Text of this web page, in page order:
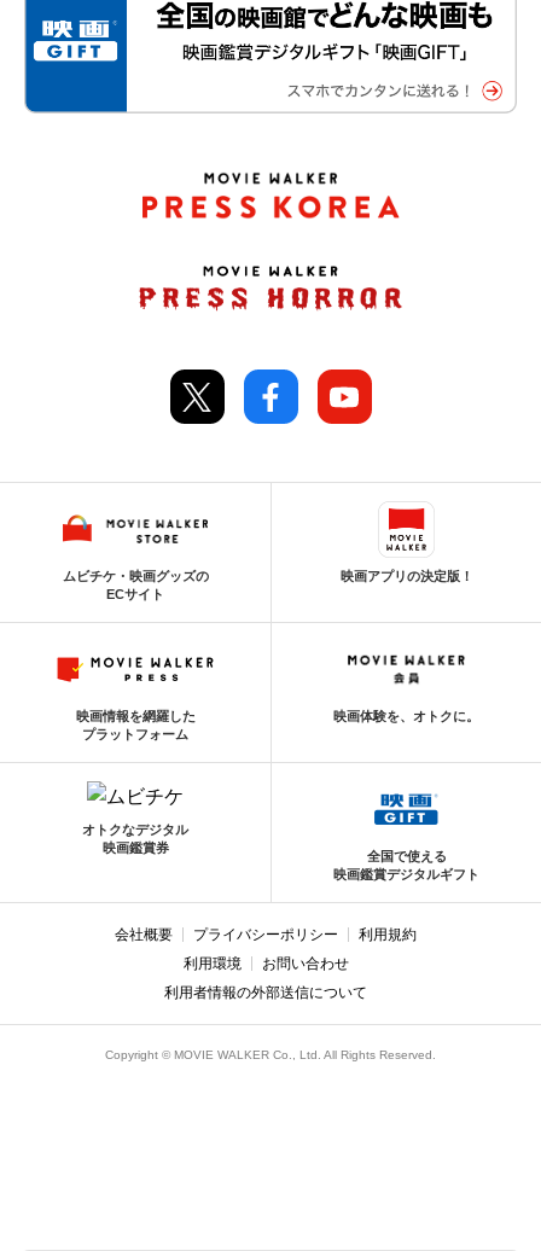
ムビチケ・映画グッズの
ECサイト
映画アプリの決定版！
映画情報を網羅した
プラットフォーム
映画体験を、オトクに。
オトクなデジタル
映画鑑賞券
全国で使える
映画鑑賞デジタルギフト
会社概要 プライバシーポリシー
利用規約
利用環境
お問い合わせ
利用者情報の外部送信について
Copyright © MOVIE WALKER Co., Ltd. All Rights Reserved.